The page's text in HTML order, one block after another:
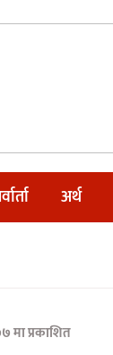
अर्थ
मा प्रकाशित